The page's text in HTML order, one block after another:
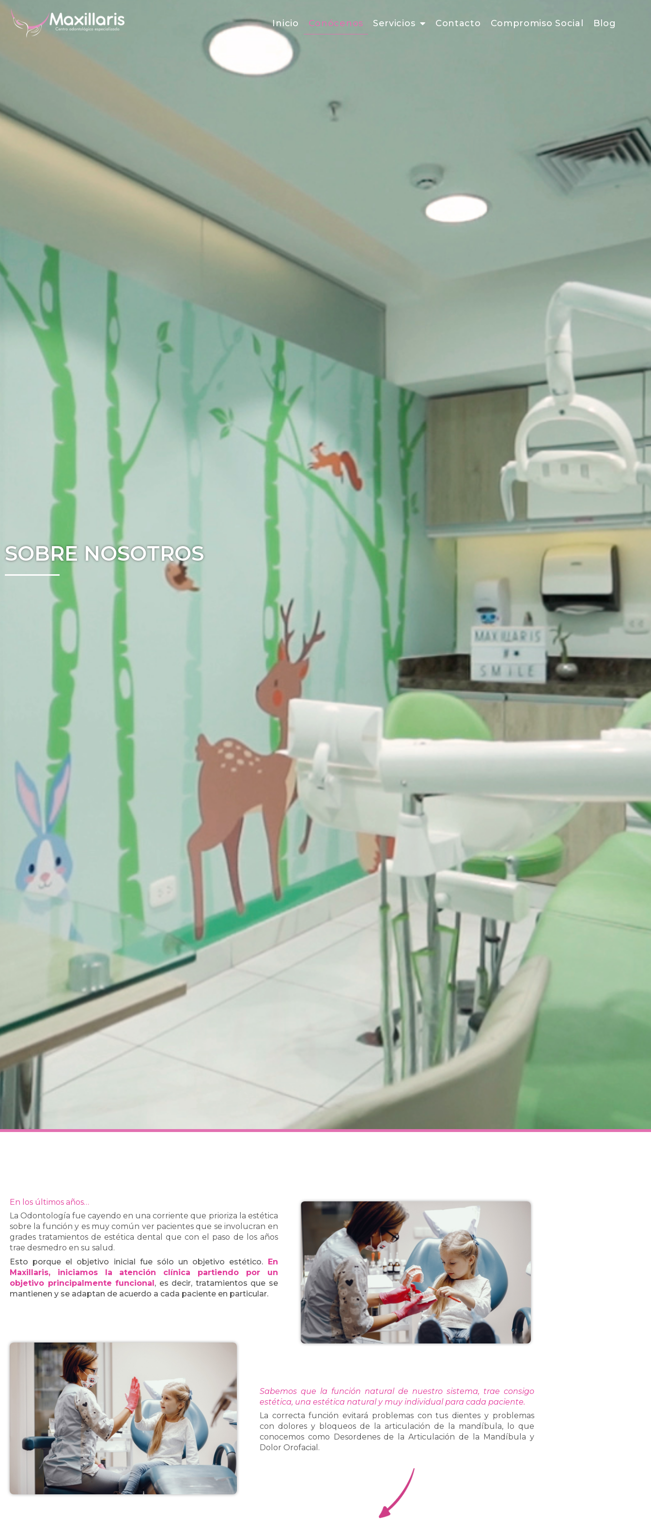
Inicio Conócenos Servicios Contacto Compromiso Social Blog
SOBRE NOSOTROS
En los últimos años…
La Odontología fue cayendo en una corriente que prioriza la estética
sobre la función y es muy común ver pacientes que se involucran en
grades tratamientos de estética dental que con el paso de los años
trae desmedro en su salud.
Esto porque el objetivo inicial fue sólo un objetivo estético.
En
Maxillaris, iniciamos la atención clínica partiendo por un
objetivo principalmente funcional , es decir, tratamientos que se
mantienen y se adaptan de acuerdo a cada paciente en particular.
Sabemos que la función natural de nuestro sistema, trae consigo
estética, una estética natural y muy individual para cada paciente.
La correcta función evitará problemas con tus dientes y problemas
con dolores y bloqueos de la articulación de la mandíbula, lo que
conocemos como Desordenes de la Articulación de la Mandíbula y
Dolor Orofacial.